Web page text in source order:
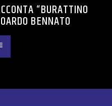
“BURATTINO
BENNATO